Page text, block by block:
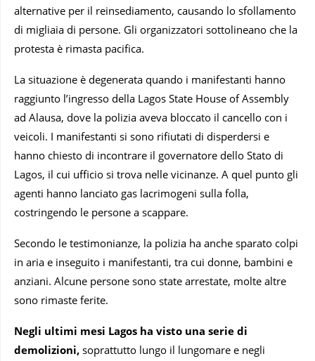
alternative per il reinsediamento, causando lo sfollamento
di migliaia di persone. Gli organizzatori sottolineano che la
protesta è rimasta pacifica.
La situazione è degenerata quando i manifestanti hanno
raggiunto l’ingresso della Lagos State House of Assembly
ad Alausa, dove la polizia aveva bloccato il cancello con i
veicoli. I manifestanti si sono rifiutati di disperdersi e
hanno chiesto di incontrare il governatore dello Stato di
Lagos, il cui ufficio si trova nelle vicinanze. A quel punto gli
agenti hanno lanciato gas lacrimogeni sulla folla,
costringendo le persone a scappare.
Secondo le testimonianze, la polizia ha anche sparato colpi
in aria e inseguito i manifestanti, tra cui donne, bambini e
anziani. Alcune persone sono state arrestate, molte altre
sono rimaste ferite.
Negli ultimi mesi Lagos ha visto una serie di
demolizioni, soprattutto lungo il lungomare e negli